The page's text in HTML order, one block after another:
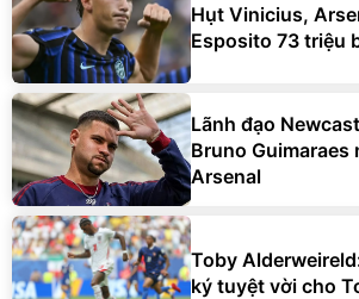
Hụt Vinicius,
Esposito 73 triệu
Lãnh đạo
Bruno Guimaraes
Arsenal
Toby
ký tuyệt vời cho